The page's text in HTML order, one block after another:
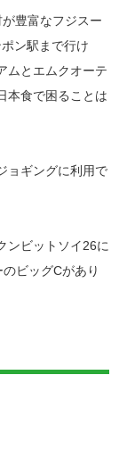
豊富なフジスー
ン駅まで行け
ムとエムクオーテ
本食で困ることは
ョギングに利用で
ンビットソイ26に
ビッグCがあり